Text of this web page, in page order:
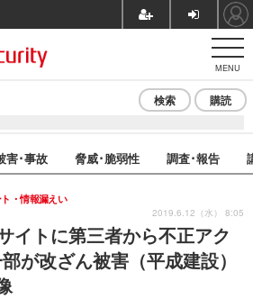
MENU
検索 購読
害･事故 脅威･脆弱性 調査･報告
イトに第三者から不正アク
が改ざん被害（平成建設）
・情報漏えい
2019.6.12（水） 8:05